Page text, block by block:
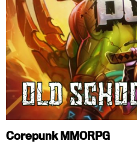
Corepunk MMORPG